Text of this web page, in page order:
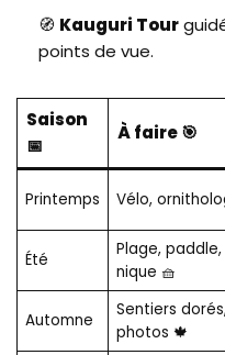
🧭 Kauguri Tour
points de vue.
Saison
📅
À faire 🎯
Printemps Vélo,
Été
Plage,
nique 🧺
Automne
Sentiers
photos 🍁